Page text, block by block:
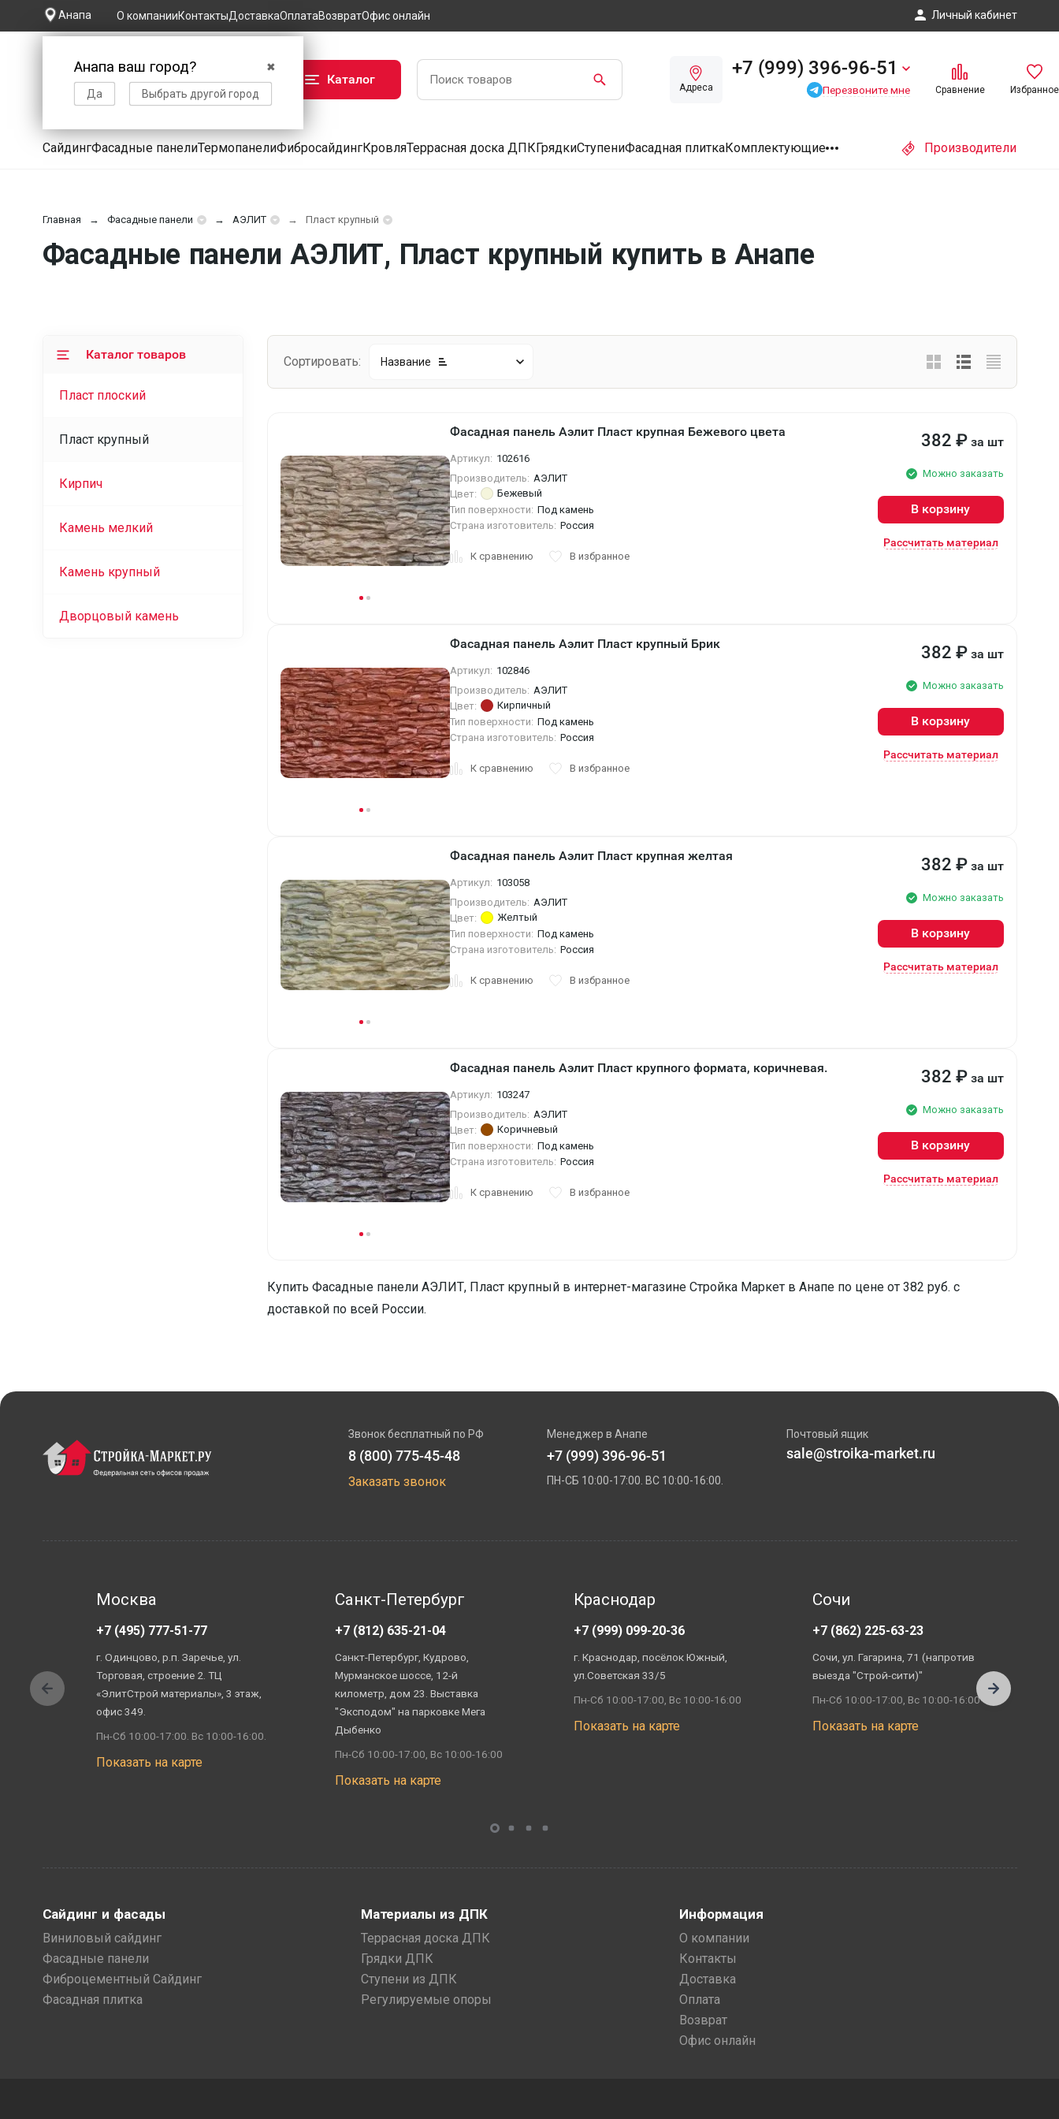
Анапа
✖
Анапа ваш город?
Да Выбрать другой город
О компанииКонтактыДоставкаОплатаВозвратОфис онлайн Личный кабинет
Каталог
Адреса
+7 (999) 396-96-51
Перезвоните мне Сравнение Избранное
СайдингФасадные панелиТермопанелиФибросайдингКровляТеррасная доска ДПКГрядкиСтупениФасадная плиткаКомплектующие Производители
Главная Фасадные панели АЭЛИТ Пласт крупный
Фасадные панели АЭЛИТ, Пласт крупный купить в Анапе
Сортировать: Название
Фасадная панель Аэлит Пласт крупная Бежевого цвета
Артикул: 102616
Производитель: АЭЛИТ
Цвет:
Бежевый
Тип поверхности: Под камень
Страна изготовитель: Россия
К сравнению В избранное
382 ₽ за шт
Можно заказать
В корзину
Рассчитать материал
Фасадная панель Аэлит Пласт крупный Брик
Артикул: 102846
Производитель: АЭЛИТ
Цвет:
Кирпичный
Тип поверхности: Под камень
Страна изготовитель: Россия
К сравнению В избранное
382 ₽ за шт
Можно заказать
В корзину
Рассчитать материал
Фасадная панель Аэлит Пласт крупная желтая
Артикул: 103058
Производитель: АЭЛИТ
Цвет:
Желтый
Тип поверхности: Под камень
Страна изготовитель: Россия
К сравнению В избранное
382 ₽ за шт
Можно заказать
В корзину
Рассчитать материал
Фасадная панель Аэлит Пласт крупного формата, коричневая.
Артикул: 103247
Производитель: АЭЛИТ
Цвет:
Коричневый
Тип поверхности: Под камень
Страна изготовитель: Россия
К сравнению В избранное
382 ₽ за шт
Можно заказать
В корзину
Рассчитать материал
Купить Фасадные панели АЭЛИТ, Пласт крупный в интернет-магазине Стройка Маркет в Анапе по цене от 382 руб. с
доставкой по всей России.
Каталог товаров
Пласт плоский
Пласт крупный
Кирпич
Камень мелкий
Камень крупный
Дворцовый камень
Звонок бесплатный по РФ
8 (800) 775-45-48
Заказать звонок
Менеджер в Анапе
+7 (999) 396-96-51
ПН-СБ 10:00-17:00. ВС 10:00-16:00.
Почтовый ящик
sale@stroika-market.ru
Москва
+7 (495) 777-51-77
г. Одинцово, р.п. Заречье, ул.
Торговая, строение 2. ТЦ
«ЭлитСтрой материалы», 3 этаж,
офис 349.
Пн-Сб 10:00-17:00. Вс 10:00-16:00.
Показать на карте
Санкт-Петербург
+7 (812) 635-21-04
Санкт-Петербург, Кудрово,
Мурманское шоссе, 12-й
километр, дом 23. Выставка
"Эксподом" на парковке Мега
Дыбенко
Пн-Сб 10:00-17:00, Вс 10:00-16:00
Показать на карте
Краснодар
+7 (999) 099-20-36
г. Краснодар, посёлок Южный,
ул.Советская 33/5
Пн-Сб 10:00-17:00, Вс 10:00-16:00
Показать на карте
Сочи
+7 (862) 225-63-23
Сочи, ул. Гагарина, 71 (напротив
выезда "Строй-сити)"
Пн-Сб 10:00-17:00, Вс 10:00-16:00
Показать на карте
Сайдинг и фасады
Виниловый сайдинг
Фасадные панели
Фиброцементный Сайдинг
Фасадная плитка
Материалы из ДПК
Террасная доска ДПК
Грядки ДПК
Ступени из ДПК
Регулируемые опоры
Информация
О компании
Контакты
Доставка
Оплата
Возврат
Офис онлайн